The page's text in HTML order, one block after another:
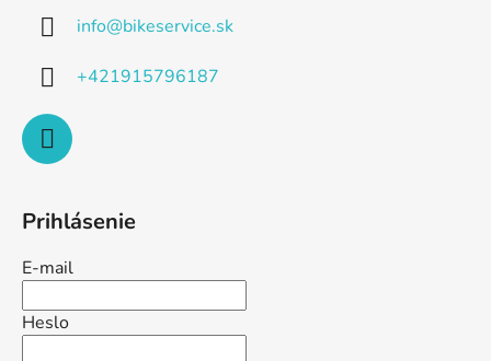
info@bikeservice.sk
+421915796187
Prihlásenie
E-mail
Heslo